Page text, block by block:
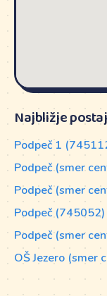
Najbližje
Podpeč 1
Podpeč (smer
Podpeč (smer
Podpeč (745052)
Podpeč (smer
OŠ Jezero (smer